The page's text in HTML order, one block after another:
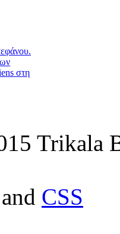
στη
Trikala
and CSS